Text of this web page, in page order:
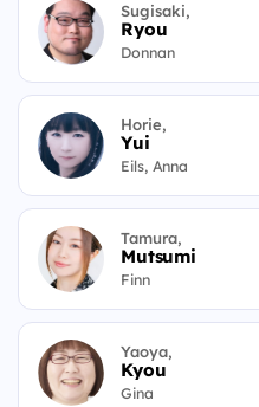
Sugisaki,
Ryou
Donnan
Horie,
Yui
Eils, Anna
Tamura,
Mutsumi
Finn
Yaoya,
Kyou
Gina